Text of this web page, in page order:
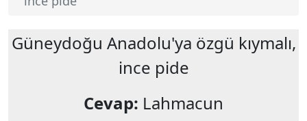
Güneydoğu Anadolu'ya özgü kıymalı,
ince pide
Cevap: Lahmacun